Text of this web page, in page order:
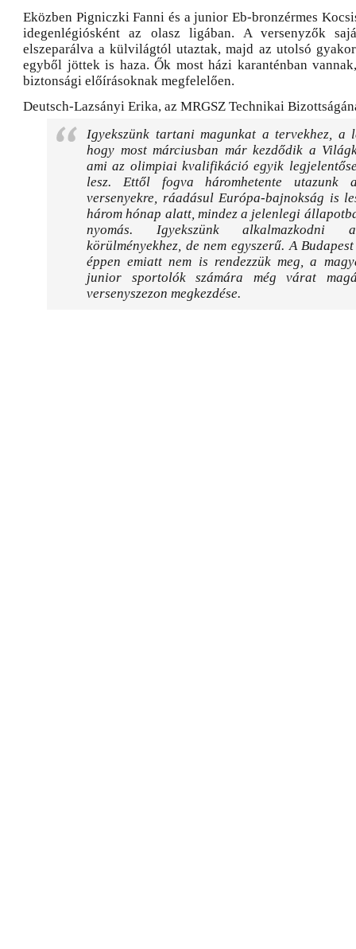
Eközben Pigniczki Fanni és a junior Eb-bronzérmes
idegenlégiósként az olasz ligában. A versenyzők
elszeparálva a külvilágtól utaztak, majd az utolsó
egyből jöttek is haza. Ők most házi karanténban
biztonsági előírásoknak megfelelően.
Deutsch-Lazsányi Erika, az MRGSZ Technikai
Igyekszünk tartani magunkat a tervekhez, a
hogy most márciusban már kezdődik a
ami az olimpiai kvalifikáció egyik
lesz. Ettől fogva háromhetente utazunk
versenyekre, ráadásul Európa-bajnokság is
három hónap alatt, mindez a jelenlegi
nyomás. Igyekszünk alkalmazkodni
körülményekhez, de nem egyszerű. A
éppen emiatt nem is rendezzük meg, a
junior sportolók számára még várat
versenyszezon megkezdése.